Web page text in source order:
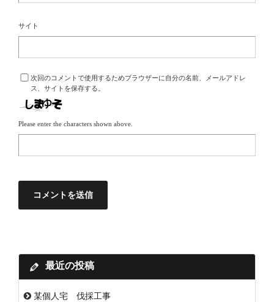
サイト
次回のコメントで使用するためブラウザーに自分の名前、メールアドレ
ス、サイトを保存する。
Please enter the characters shown above.
最近の投稿
某個人宅 伐採工事